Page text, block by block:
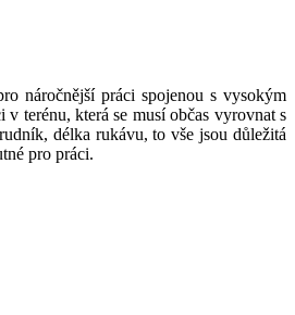
náročnější práci spojenou s vysokým
terénu, která se musí občas vyrovnat s
délka rukávu, to vše jsou důležitá
pro práci.